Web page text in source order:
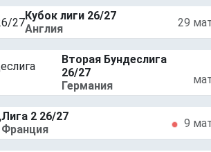
Кубок лиги 26/27
Англия
29
Вторая Бундеслига
26/27
Германия
Лига 2 26/27
Франция
9